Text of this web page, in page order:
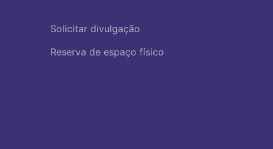
Solicitar divulgação
Reserva de espaço físico